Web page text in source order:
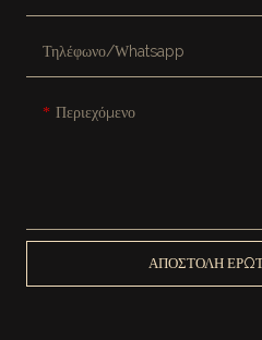
Τηλέφωνο/Whatsapp
Περιεχόμενο
ΑΠΟΣΤΟΛΉ